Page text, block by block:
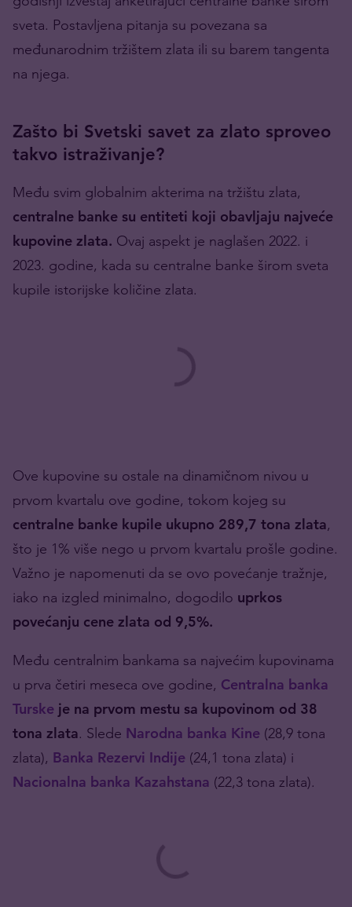
sveta. Postavljena pitanja su povezana sa
međunarodnim tržištem zlata ili su barem tangenta
na njega.
Zašto bi Svetski savet za zlato sproveo
takvo istraživanje?
Među svim globalnim akterima na tržištu zlata,
centralne banke su entiteti koji obavljaju najveće
kupovine zlata. Ovaj aspekt je naglašen 2022. i
2023. godine, kada su centralne banke širom sveta
kupile istorijske količine zlata.
Ove kupovine su ostale na dinamičnom nivou u
prvom kvartalu ove godine, tokom kojeg su
centralne banke kupile ukupno 289,7 tona zlata,
što je 1% više nego u prvom kvartalu prošle godine.
Važno je napomenuti da se ovo povećanje tražnje,
iako na izgled minimalno, dogodilo uprkos
povećanju cene zlata od 9,5%.
Među centralnim bankama sa najvećim kupovinama
u prva četiri meseca ove godine, Centralna banka
Turske je na prvom mestu sa kupovinom od 38
tona zlata. Slede Narodna banka Kine (28,9 tona
zlata), Banka Rezervi Indije (24,1 tona zlata) i
Nacionalna banka Kazahstana (22,3 tona zlata).